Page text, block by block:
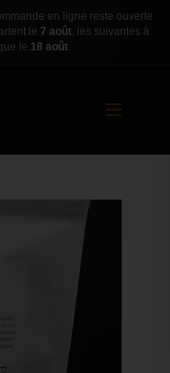
en ligne reste ouverte
le 7 août, les suivantes à
le 18 août.